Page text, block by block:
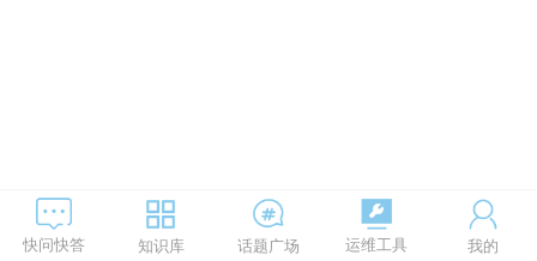
快问快答 知识库 话题广场 运维工具 我的